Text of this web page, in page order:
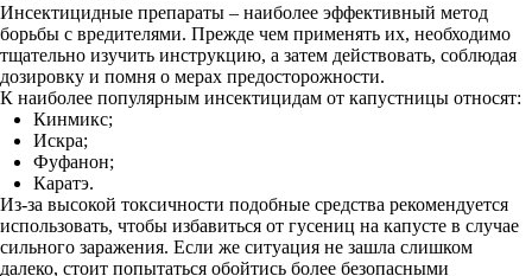
Инсектицидные препараты – наиболее эффективный метод
борьбы с вредителями. Прежде чем применять их, необходимо
тщательно изучить инструкцию, а затем действовать, соблюдая
дозировку и помня о мерах предосторожности.
К наиболее популярным инсектицидам от капустницы относят:
Кинмикс;
Искра;
Фуфанон;
Каратэ.
Из-за высокой токсичности подобные средства рекомендуется
использовать, чтобы избавиться от гусениц на капусте в случае
сильного заражения. Если же ситуация не зашла слишком
далеко, стоит попытаться обойтись более безопасными